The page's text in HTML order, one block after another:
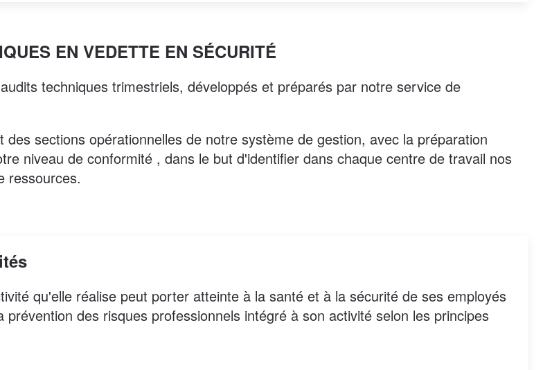
EN VEDETTE EN SÉCURITÉ
techniques trimestriels, développés et préparés par notre service de
des sections opérationnelles de notre système de gestion, avec la préparation
niveau de conformité , dans le but d'identifier dans chaque centre de travail nos
ressources.
qu'elle réalise peut porter atteinte à la santé et à la sécurité de ses employés
des risques professionnels intégré à son activité selon les principes